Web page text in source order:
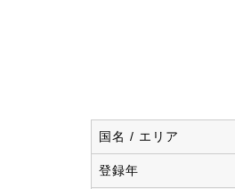
国名 / エリア
登録年